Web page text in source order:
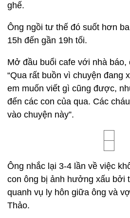
ghế.
Ông ngồi tư thế đó suốt hơn
15h đến gần 19h tối.
Mở đầu buổi cafe với nhà báo,
“Qua rất buồn vì chuyện đang
em muốn viết gì cũng được,
đến các con của qua. Các
vào chuyện này”.
Ông nhắc lại 3-4 lần về việc
con ông bị ảnh hưởng xấu bởi
quanh vụ ly hôn giữa ông và
Thảo.